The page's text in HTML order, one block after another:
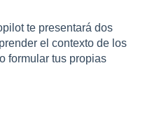
te presentará dos
el contexto de los
formular tus propias